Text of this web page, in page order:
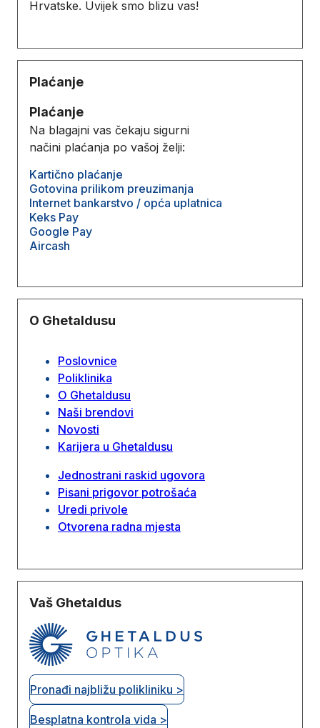
Hrvatske. Uvijek smo blizu vas!
Plaćanje
Plaćanje
Na blagajni vas čekaju sigurni
načini plaćanja po vašoj želji:
Kartično plaćanje
Gotovina prilikom preuzimanja
Internet bankarstvo / opća uplatnica
Keks Pay
Google Pay
Aircash
O Ghetaldusu
Poslovnice
Poliklinika
O Ghetaldusu
Naši brendovi
Novosti
Karijera u Ghetaldusu
Jednostrani raskid ugovora
Pisani prigovor potrošaća
Uredi privole
Otvorena radna mjesta
Vaš Ghetaldus
Pronađi najbližu polikliniku >
Besplatna kontrola vida >